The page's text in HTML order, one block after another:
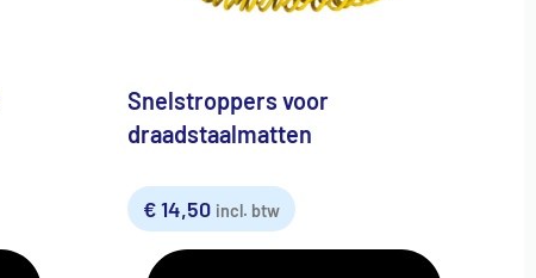
Snelstroppers voor
draadstaalmatten
€14,50 incl. btw